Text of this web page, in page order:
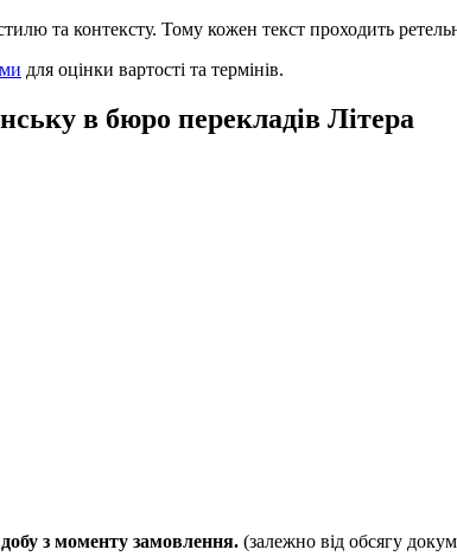
та контексту. Тому кожен текст проходить
для оцінки вартості та термінів.
в бюро перекладів Літера
з моменту замовлення. (залежно від обсягу